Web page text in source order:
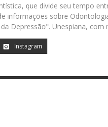
que divide seu tempo
informações sobre
Depressão". Unespiana, com
Instagram